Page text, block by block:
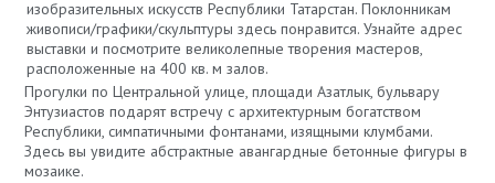
изобразительных искусств Республики Татарстан. Поклонникам
живописи/графики/скульптуры здесь понравится. Узнайте адрес
выставки и посмотрите великолепные творения мастеров,
расположенные на 400 кв. м залов.
Прогулки по Центральной улице, площади Азатлык, бульвару
Энтузиастов подарят встречу с архитектурным богатством
Республики, симпатичными фонтанами, изящными клумбами.
Здесь вы увидите абстрактные авангардные бетонные фигуры в
мозаике.